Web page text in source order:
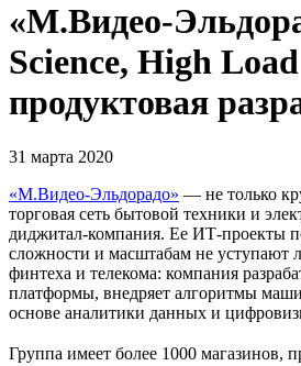
«М.Видео-
Science, High
продуктовая
31 марта 2020
«М.Видео-Эльдорадо» — не только
торговая сеть бытовой техники и
диджитал-компания. Ее ИТ-проекты
сложности и масштабам не уступают
финтеха и телекома: компания
платформы, внедряет алгоритмы
основе аналитики данных и
Группа имеет более 1000 магазинов,